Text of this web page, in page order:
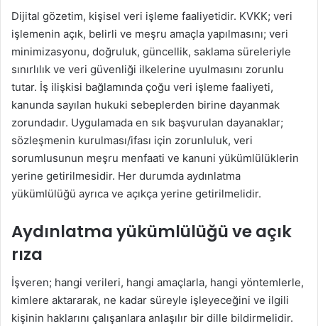
Dijital gözetim, kişisel veri işleme faaliyetidir. KVKK; veri
işlemenin açık, belirli ve meşru amaçla yapılmasını; veri
minimizasyonu, doğruluk, güncellik, saklama süreleriyle
sınırlılık ve veri güvenliği ilkelerine uyulmasını zorunlu
tutar. İş ilişkisi bağlamında çoğu veri işleme faaliyeti,
kanunda sayılan hukuki sebeplerden birine dayanmak
zorundadır. Uygulamada en sık başvurulan dayanaklar;
sözleşmenin kurulması/ifası için zorunluluk, veri
sorumlusunun meşru menfaati ve kanuni yükümlülüklerin
yerine getirilmesidir. Her durumda aydınlatma
yükümlülüğü ayrıca ve açıkça yerine getirilmelidir.
Aydınlatma yükümlülüğü ve açık
rıza
İşveren; hangi verileri, hangi amaçlarla, hangi yöntemlerle,
kimlere aktararak, ne kadar süreyle işleyeceğini ve ilgili
kişinin haklarını çalışanlara anlaşılır bir dille bildirmelidir.